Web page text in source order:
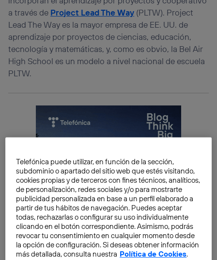
a través de Project Lead The Way (PLTW). Project
Lead The Way es la mayor empresa de EE. UU. de
aprendizaje por proyectos de ciencias, educación,
tecnología y matemáticas, y, como es obvio, la Bel Air
High School es un modelo a nivel nacional de escuela
PLTW.
Telefónica puede utilizar, en función de la sección,
subdominio o apartado del sitio web que estés visitando,
cookies propias y de terceros con fines técnicos, analíticos,
de personalización, redes sociales y/o para mostrarte
publicidad personalizada en base a un perfil elaborado a
partir de tus hábitos de navegación. Puedes aceptar
todas, rechazarlas o configurar su uso individualmente
clicando en el botón correspondiente. Asimismo, podrás
revocar tu consentimiento en cualquier momento desde
la opción de configuración. Si deseas obtener información
más detallada, consulta nuestra Política de Cookies.